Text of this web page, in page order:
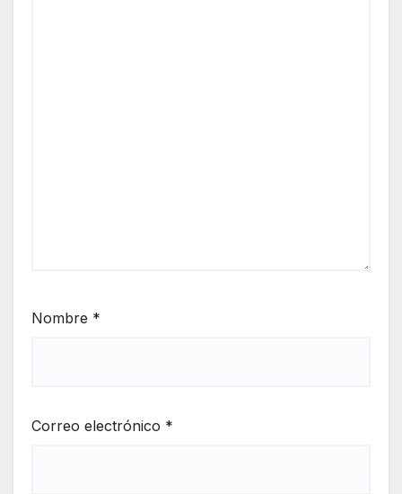
Nombre *
Correo electrónico *